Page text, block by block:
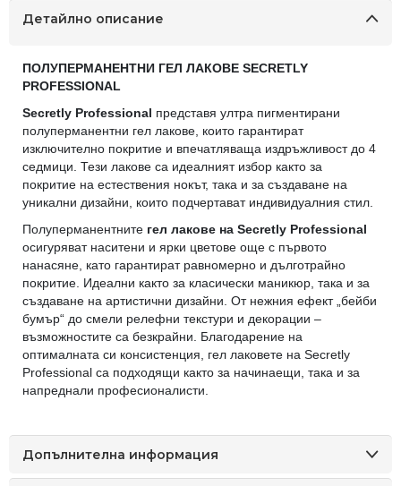
Детайлно описание
ПОЛУПЕРМАНЕНТНИ ГЕЛ ЛАКОВЕ SECRETLY
PROFESSIONAL
Secretly Professional представя ултра пигментирани
полуперманентни гел лакове, които гарантират
изключително покритие и впечатляваща издръжливост до 4
седмици. Тези лакове са идеалният избор както за
покритие на естествения нокът, така и за създаване на
уникални дизайни, които подчертават индивидуалния стил.
Полуперманентните гел лакове на Secretly Professional
осигуряват наситени и ярки цветове още с първото
нанасяне, като гарантират равномерно и дълготрайно
покритие. Идеални както за класически маникюр, така и за
създаване на артистични дизайни. От нежния ефект „бейби
бумър“ до смели релефни текстури и декорации –
възможностите са безкрайни. Благодарение на
оптималната си консистенция, гел лаковете на Secretly
Professional са подходящи както за начинаещи, така и за
напреднали професионалисти.
Допълнителна информация